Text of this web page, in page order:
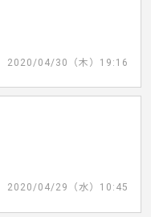
2020/04/30（木）19:16
2020/04/29（水）10:45